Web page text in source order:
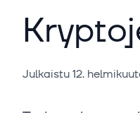
Julkaistu12.